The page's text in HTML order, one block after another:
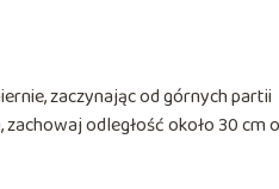
zaczynając od górnych partii
odległość około 30 cm